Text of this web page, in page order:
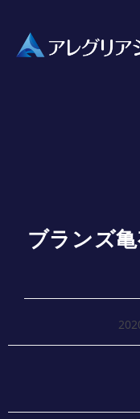
ブランズ